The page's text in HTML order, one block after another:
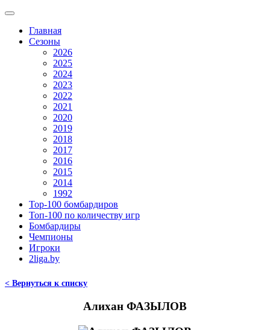
Главная
Сезоны
2026
2025
2024
2023
2022
2021
2020
2019
2018
2017
2016
2015
2014
1992
Top-100 бомбардиров
Топ-100 по количеству игр
Бомбардиры
Чемпионы
Игроки
2liga.by
< Вернуться к списку
Алихан ФАЗЫЛОВ